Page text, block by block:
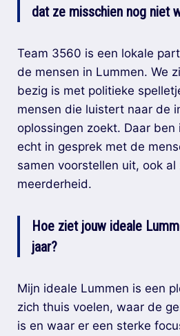
dat ze misschien nog niet
Team 3560 is een lokale
de mensen in Lummen. We
bezig is met politieke
mensen die luistert naar de
oplossingen zoekt. Daar ben
echt in gesprek met de
samen voorstellen uit, ook
meerderheid.
Hoe ziet jouw ideale
jaar?
Mijn ideale Lummen is een
zich thuis voelen, waar de
is en waar er een sterke